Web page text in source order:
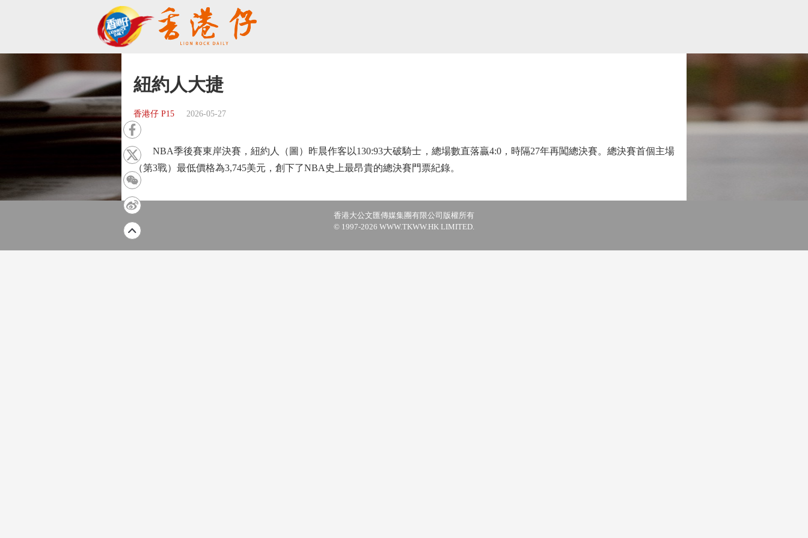
紐約人大捷
香港仔 P15 2026-05-27
NBA季後賽東岸決賽，紐約人（圖）昨晨作客以130:93大破騎士，總場數直落贏4:0，時隔27年再闖總決賽。總決賽首個主場
（第3戰）最低價格為3,745美元，創下了NBA史上最昂貴的總決賽門票紀錄。
香港大公文匯傳媒集團有限公司版權所有
© 1997-2026 WWW.TKWW.HK LIMITED.